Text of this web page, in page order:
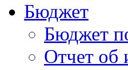
Бюджет
Бюджет
Отчет об